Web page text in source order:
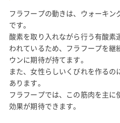
フラフープの動きは、ウォーキ
です。
酸素を取り入れながら行う有酸
われているため、フラフープを継
ウンに期待が持てます。
また、女性らしいくびれを作る
あります。
フラフープでは、この筋肉を主に
効果が期待できます。